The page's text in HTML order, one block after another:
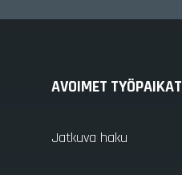
AVOIMET TYÖPAIKAT
Jatkuva haku